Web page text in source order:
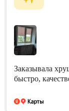
Заказывала
быстро,